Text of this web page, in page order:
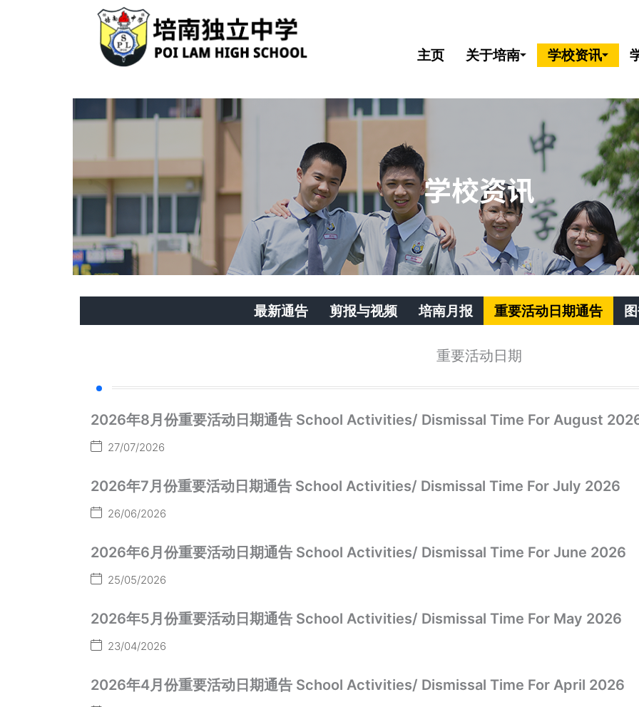
主页 关于培南 学校资讯
最新通告 剪报与视频 培南月报 重要活动日期通告
重要活动日期
2026年8月份重要活动日期通告 School Activities/ Dismissal Time For August
27/07/2026
2026年7月份重要活动日期通告 School Activities/ Dismissal Time For July 2026
26/06/2026
2026年6月份重要活动日期通告 School Activities/ Dismissal Time For June 2026
25/05/2026
2026年5月份重要活动日期通告 School Activities/ Dismissal Time For May 2026
23/04/2026
2026年4月份重要活动日期通告 School Activities/ Dismissal Time For April 2026